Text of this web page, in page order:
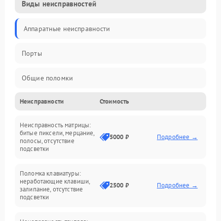
Виды неисправностей
Аппаратные неисправности
Порты
Общие поломки
Устройства
Программные ошибки
Электрические и системные сбои
Интерфейсные проблемы
Батарея
Неисправности Стоимость
Неисправность матрицы:
битые пиксели, мерцание,
полосы, отсутствие
подсветки
5000 ₽ Подробнее →
Поломка клавиатуры:
неработающие клавиши,
залипание, отсутствие
подсветки
2500 ₽ Подробнее →